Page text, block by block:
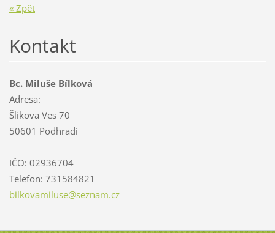
« Zpět
Kontakt
Bc. Miluše Bílková
Adresa:
Šlikova Ves 70
50601 Podhradí
IČO: 02936704
Telefon: 731584821
bilkovamiluse@seznam.cz